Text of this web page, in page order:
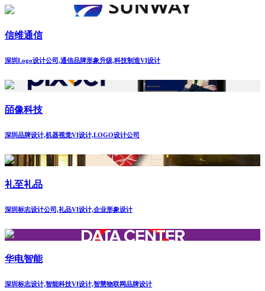
信维通信
深圳Logo设计公司,通信品牌形象升级,科技制造VI设计
皕像科技
深圳品牌设计,机器视觉VI设计,LOGO设计公司
礼至礼品
深圳标志设计公司,礼品VI设计,企业形象设计
华电智能
深圳标志设计,智能科技VI设计,智慧物联网品牌设计